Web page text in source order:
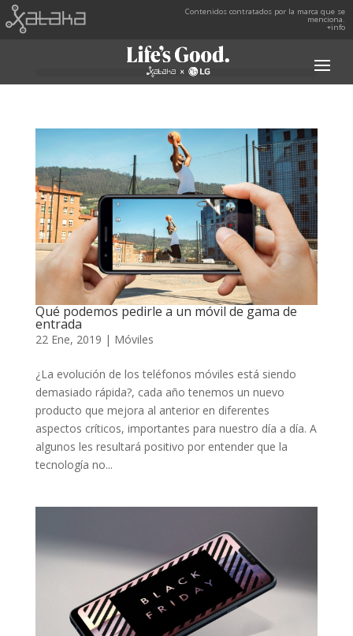
Contenidos contratados por la marca que se
menciona.
+info
Qué podemos pedirle a un móvil de gama de
entrada
22 Ene, 2019 | Móviles
¿La evolución de los teléfonos móviles está siendo
demasiado rápida?, cada año tenemos un nuevo
producto que mejora al anterior en diferentes
aspectos críticos, importantes para nuestro día a día. A
algunos les resultará positivo por entender que la
tecnología no...